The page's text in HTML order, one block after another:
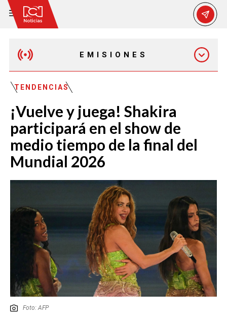
EMISIONES
EMISIÓN 7:00 PM
TENDENCIAS
¡Vuelve y juega! Shakira
participará en el show de
medio tiempo de la final del
Mundial 2026
Foto: AFP